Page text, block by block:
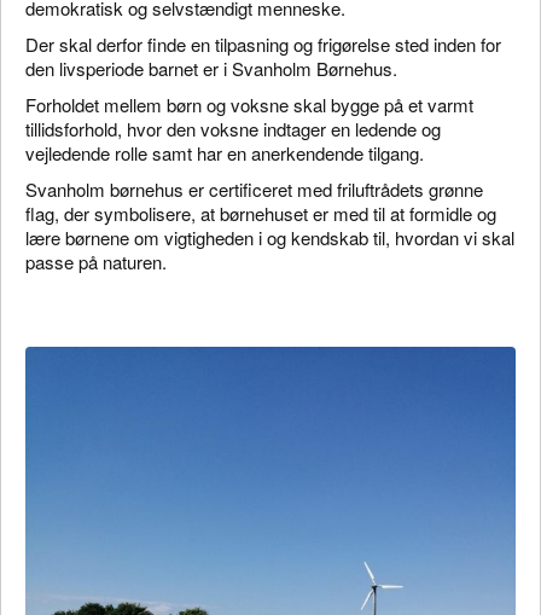
demokratisk og selvstændigt menneske.
Der skal derfor finde en tilpasning og frigørelse sted inden for
den livsperiode barnet er i Svanholm Børnehus.
Forholdet mellem børn og voksne skal bygge på et varmt
tillidsforhold, hvor den voksne indtager en ledende og
vejledende rolle samt har en anerkendende tilgang.
Svanholm børnehus er certificeret med friluftrådets grønne
flag, der symbolisere, at børnehuset er med til at formidle og
lære børnene om vigtigheden i og kendskab til, hvordan vi skal
passe på naturen.